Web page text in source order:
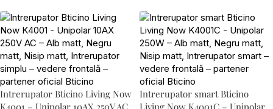
Intrerupator Bticino Living Now
K4001 – Unipolar 10AX 250V AC
Intrerupator smart Bticino
Living Now K4001C – Unipolar